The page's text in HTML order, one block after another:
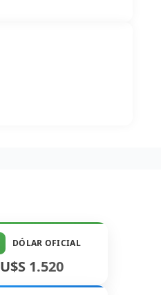
DÓLAR OFICIAL
U$S 1.520